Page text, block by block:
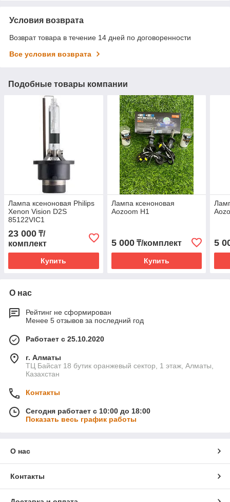
Условия возврата
Возврат товара в течение 14 дней по договоренности
Все условия возврата
Подобные товары компании
Лампа ксеноновая Philips
Xenon Vision D2S
85122VIC1
23 000 ₸/
комплект
Купить
Лампа ксеноновая
Aozoom H1
5 000₸/комплект
Купить
5
О нас
Рейтинг не сформирован
Менее 5 отзывов за последний год
Работает с 25.10.2020
г. Алматы
ТЦ Байсат 18 бутик оранжевый сектор, 1 этаж, Алматы,
Казахстан
Контакты
Сегодня работает с 10:00 до 18:00
Показать весь график работы
О нас
Контакты